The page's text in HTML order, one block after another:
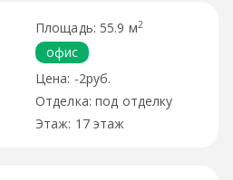
55.9 м2
офис
-2руб.
под отделку
17 этаж